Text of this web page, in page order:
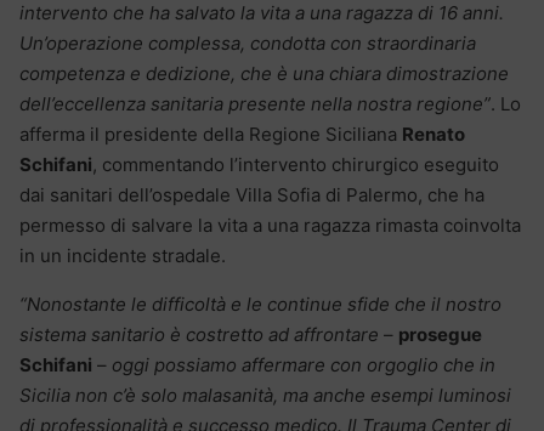
intervento che ha salvato la vita a una ragazza di 16 anni.
Un’operazione complessa, condotta con straordinaria
competenza e dedizione, che è una chiara dimostrazione
dell’eccellenza sanitaria presente nella nostra regione”. Lo
afferma il presidente della Regione Siciliana Renato
Schifani, commentando l’intervento chirurgico eseguito
dai sanitari dell’ospedale Villa Sofia di Palermo, che ha
permesso di salvare la vita a una ragazza rimasta coinvolta
in un incidente stradale.
“Nonostante le difficoltà e le continue sfide che il nostro
sistema sanitario è costretto ad affrontare – prosegue
Schifani – oggi possiamo affermare con orgoglio che in
Sicilia non c’è solo malasanità, ma anche esempi luminosi
di professionalità e successo medico. Il Trauma Center di